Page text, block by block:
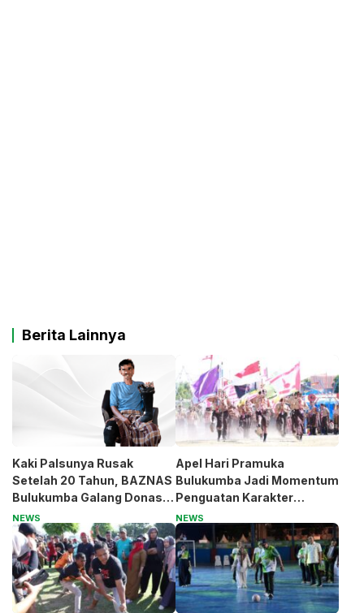
Berita Lainnya
Kaki Palsunya Rusak
Setelah 20 Tahun, BAZNAS
Bulukumba Galang Donasi
untuk Pak Pardi
NEWS
Apel Hari Pramuka
Bulukumba Jadi Momentum
Penguatan Karakter
Generasi Muda
NEWS